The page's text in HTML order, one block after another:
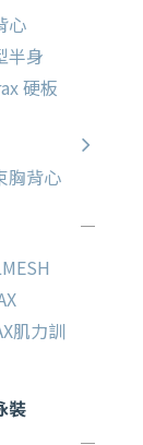
心
半身
硬板
胸背心
肌力訓
裝